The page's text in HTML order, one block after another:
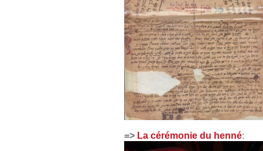
=> La cérémonie du henné: